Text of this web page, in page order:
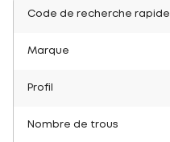
Code de recherche rapide
Marque
Profil
Nombre de trous